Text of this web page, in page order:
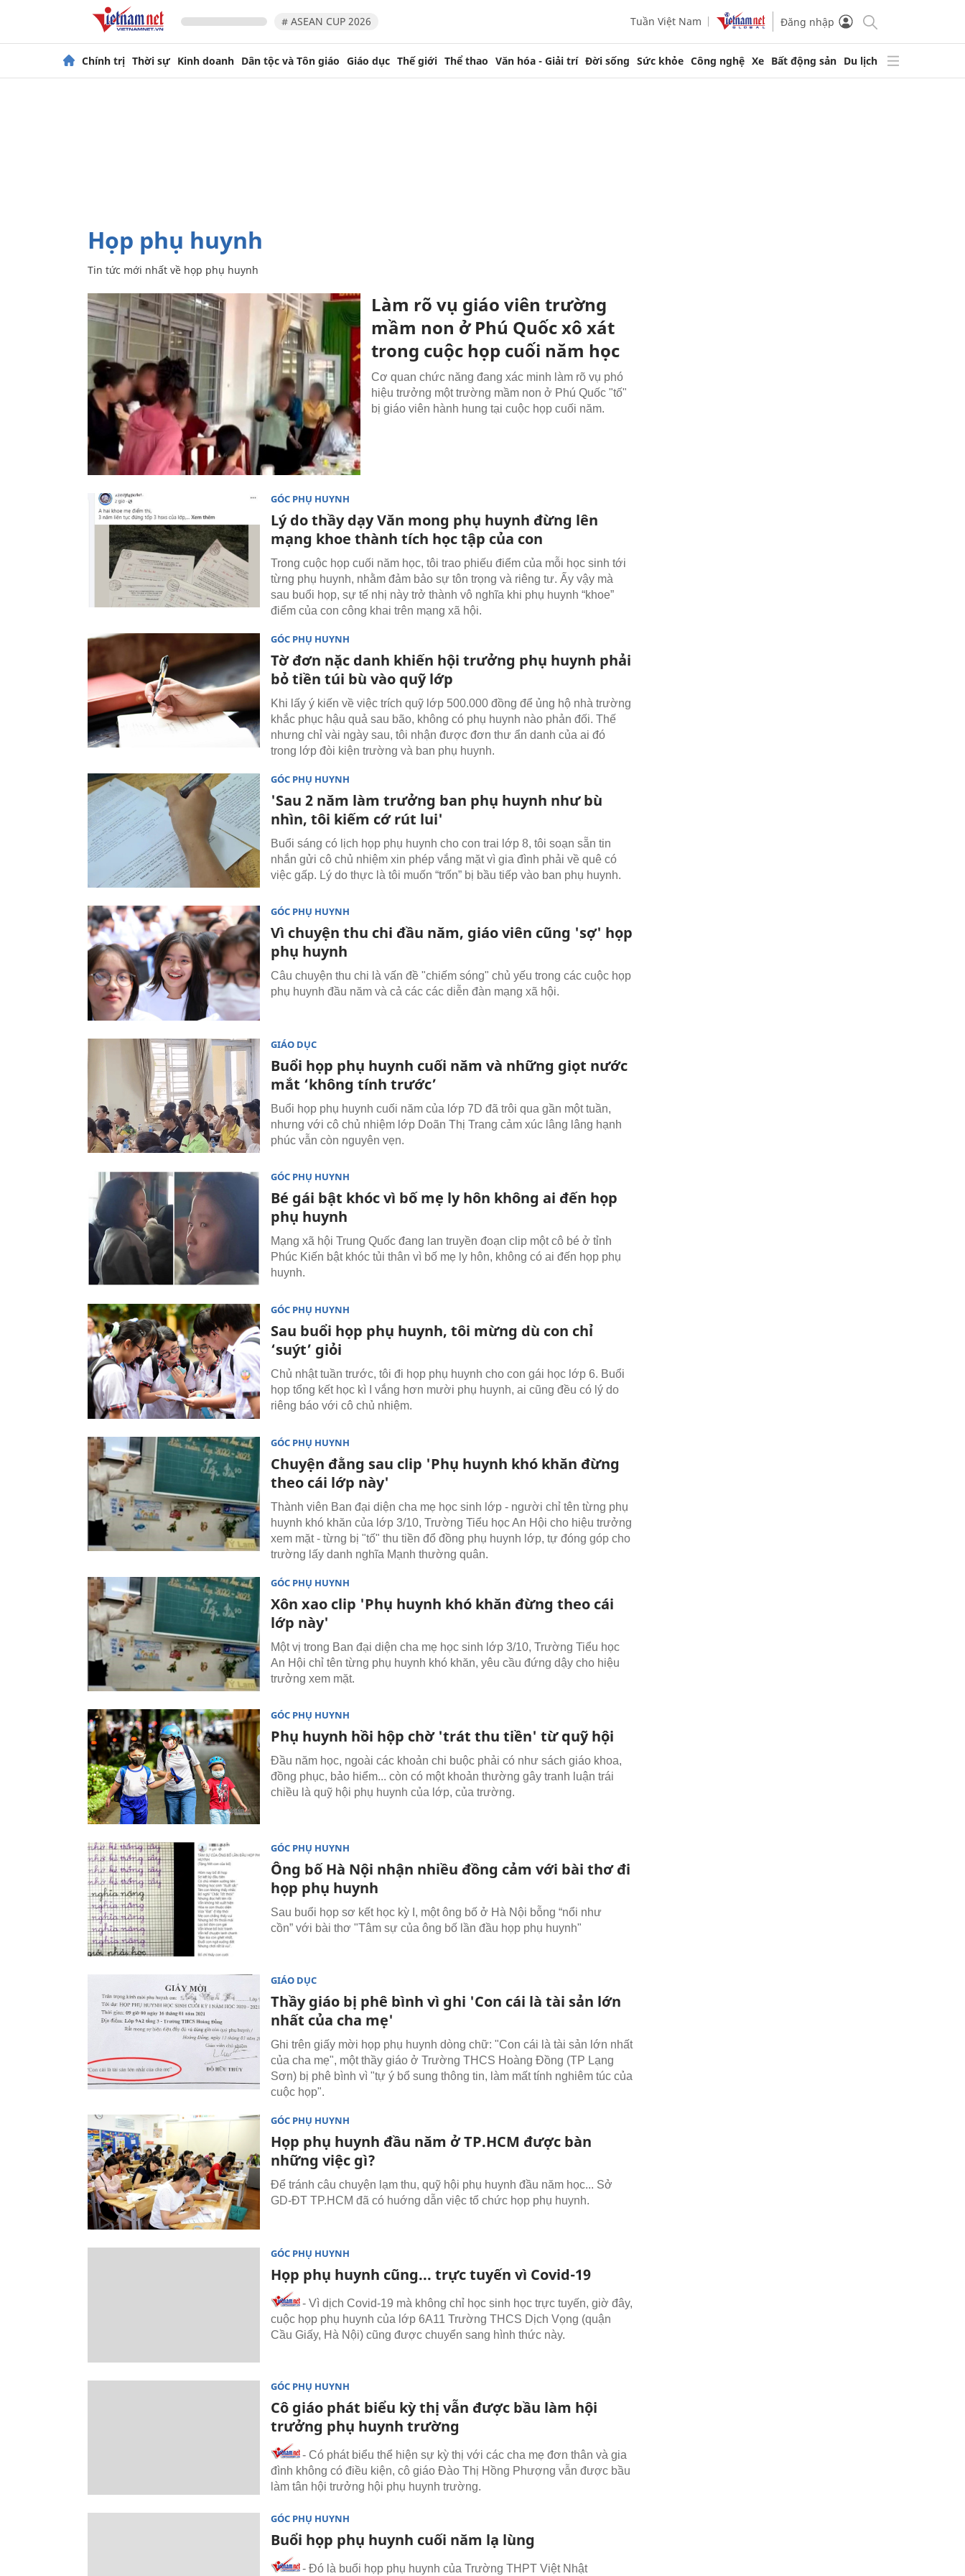
# ASEAN CUP 2026 Tuần Việt Nam Đăng nhập
Chính trị Thời sự Kinh doanh Dân tộc và Tôn giáo Giáo dục Thế giới Thể thao Văn hóa - Giải trí Đời sống Sức khỏe Công nghệ Xe Bất động sản Du lịch
họp phụ huynh
Tin tức mới nhất về họp phụ huynh
Làm rõ vụ giáo viên trường
mầm non ở Phú Quốc xô xát
trong cuộc họp cuối năm học
Cơ quan chức năng đang xác minh làm rõ vụ phó
hiệu trưởng một trường mầm non ở Phú Quốc "tố"
bị giáo viên hành hung tại cuộc họp cuối năm.
GÓC PHỤ HUYNH
Lý do thầy dạy Văn mong phụ huynh đừng lên
mạng khoe thành tích học tập của con
Trong cuộc họp cuối năm học, tôi trao phiếu điểm của mỗi học sinh tới
từng phụ huynh, nhằm đảm bảo sự tôn trọng và riêng tư. Ấy vậy mà
sau buổi họp, sự tế nhị này trở thành vô nghĩa khi phụ huynh “khoe”
điểm của con công khai trên mạng xã hội.
GÓC PHỤ HUYNH
Tờ đơn nặc danh khiến hội trưởng phụ huynh phải
bỏ tiền túi bù vào quỹ lớp
Khi lấy ý kiến về việc trích quỹ lớp 500.000 đồng để ủng hộ nhà trường
khắc phục hậu quả sau bão, không có phụ huynh nào phản đối. Thế
nhưng chỉ vài ngày sau, tôi nhận được đơn thư ẩn danh của ai đó
trong lớp đòi kiện trường và ban phụ huynh.
GÓC PHỤ HUYNH
'Sau 2 năm làm trưởng ban phụ huynh như bù
nhìn, tôi kiếm cớ rút lui'
Buổi sáng có lịch họp phụ huynh cho con trai lớp 8, tôi soạn sẵn tin
nhắn gửi cô chủ nhiệm xin phép vắng mặt vì gia đình phải về quê có
việc gấp. Lý do thực là tôi muốn “trốn” bị bầu tiếp vào ban phụ huynh.
GÓC PHỤ HUYNH
Vì chuyện thu chi đầu năm, giáo viên cũng 'sợ' họp
phụ huynh
Câu chuyện thu chi là vấn đề "chiếm sóng" chủ yếu trong các cuộc họp
phụ huynh đầu năm và cả các các diễn đàn mạng xã hội.
GIÁO DỤC
Buổi họp phụ huynh cuối năm và những giọt nước
mắt ‘không tính trước’
Buổi họp phụ huynh cuối năm của lớp 7D đã trôi qua gần một tuần,
nhưng với cô chủ nhiệm lớp Doãn Thị Trang cảm xúc lâng lâng hạnh
phúc vẫn còn nguyên vẹn.
GÓC PHỤ HUYNH
Bé gái bật khóc vì bố mẹ ly hôn không ai đến họp
phụ huynh
Mạng xã hội Trung Quốc đang lan truyền đoạn clip một cô bé ở tỉnh
Phúc Kiến bật khóc tủi thân vì bố mẹ ly hôn, không có ai đến họp phụ
huynh.
GÓC PHỤ HUYNH
Sau buổi họp phụ huynh, tôi mừng dù con chỉ
‘suýt’ giỏi
Chủ nhật tuần trước, tôi đi họp phụ huynh cho con gái học lớp 6. Buổi
họp tổng kết học kì I vắng hơn mười phụ huynh, ai cũng đều có lý do
riêng báo với cô chủ nhiệm.
GÓC PHỤ HUYNH
Chuyện đằng sau clip 'Phụ huynh khó khăn đừng
theo cái lớp này'
Thành viên Ban đại diện cha mẹ học sinh lớp - người chỉ tên từng phụ
huynh khó khăn của lớp 3/10, Trường Tiểu học An Hội cho hiệu trưởng
xem mặt - từng bị "tố" thu tiền đổ đồng phụ huynh lớp, tự đóng góp cho
trường lấy danh nghĩa Mạnh thường quân.
GÓC PHỤ HUYNH
Xôn xao clip 'Phụ huynh khó khăn đừng theo cái
lớp này'
Một vị trong Ban đại diện cha mẹ học sinh lớp 3/10, Trường Tiểu học
An Hội chỉ tên từng phụ huynh khó khăn, yêu cầu đứng dậy cho hiệu
trưởng xem mặt.
GÓC PHỤ HUYNH
Phụ huynh hồi hộp chờ 'trát thu tiền' từ quỹ hội
Đầu năm học, ngoài các khoản chi buộc phải có như sách giáo khoa,
đồng phục, bảo hiểm... còn có một khoản thường gây tranh luận trái
chiều là quỹ hội phụ huynh của lớp, của trường.
GÓC PHỤ HUYNH
Ông bố Hà Nội nhận nhiều đồng cảm với bài thơ đi
họp phụ huynh
Sau buổi họp sơ kết học kỳ I, một ông bố ở Hà Nội bỗng “nổi như
cồn” với bài thơ "Tâm sự của ông bố lần đầu họp phụ huynh"
GIÁO DỤC
Thầy giáo bị phê bình vì ghi 'Con cái là tài sản lớn
nhất của cha mẹ'
Ghi trên giấy mời họp phụ huynh dòng chữ: "Con cái là tài sản lớn nhất
của cha mẹ", một thầy giáo ở Trường THCS Hoàng Đồng (TP Lạng
Sơn) bị phê bình vì "tự ý bổ sung thông tin, làm mất tính nghiêm túc của
cuộc họp".
GÓC PHỤ HUYNH
Họp phụ huynh đầu năm ở TP.HCM được bàn
những việc gì?
Để tránh câu chuyện lạm thu, quỹ hội phụ huynh đầu năm học... Sở
GD-ĐT TP.HCM đã có huớng dẫn việc tổ chức họp phụ huynh.
GÓC PHỤ HUYNH
Họp phụ huynh cũng... trực tuyến vì Covid-19
- Vì dịch Covid-19 mà không chỉ học sinh học trực tuyến, giờ đây,
cuộc họp phụ huynh của lớp 6A11 Trường THCS Dịch Vọng (quận
Cầu Giấy, Hà Nội) cũng được chuyển sang hình thức này.
GÓC PHỤ HUYNH
Cô giáo phát biểu kỳ thị vẫn được bầu làm hội
trưởng phụ huynh trường
- Có phát biểu thể hiện sự kỳ thị với các cha mẹ đơn thân và gia
đình không có điều kiện, cô giáo Đào Thị Hồng Phượng vẫn được bầu
làm tân hội trưởng hội phụ huynh trường.
GÓC PHỤ HUYNH
Buổi họp phụ huynh cuối năm lạ lùng
- Đó là buổi họp phụ huynh của Trường THPT Việt Nhật